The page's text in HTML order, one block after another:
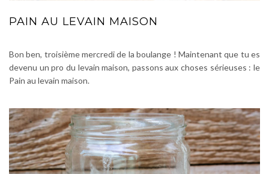
PAIN AU LEVAIN MAISON
Bon ben, troisième mercredi de la boulange ! Maintenant que tu es
devenu un pro du levain maison, passons aux choses sérieuses : le
Pain au levain maison.